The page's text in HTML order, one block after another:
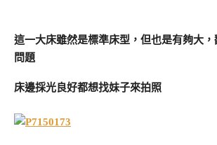
這一大床雖然是標準床型，但也是有夠大
問題
床邊採光良好都想找妹子來拍照